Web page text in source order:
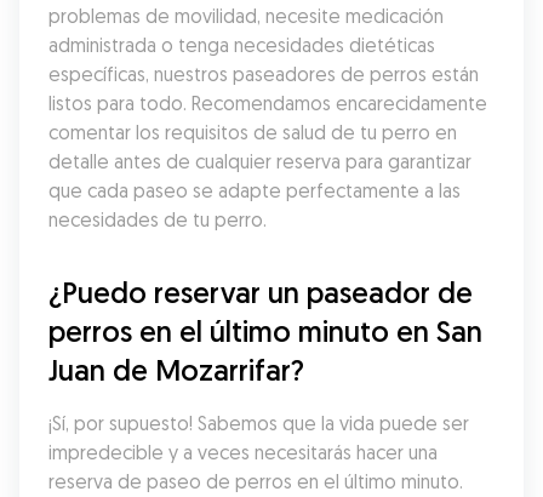
problemas de movilidad, necesite medicación
administrada o tenga necesidades dietéticas
específicas, nuestros paseadores de perros están
listos para todo. Recomendamos encarecidamente
comentar los requisitos de salud de tu perro en
detalle antes de cualquier reserva para garantizar
que cada paseo se adapte perfectamente a las
necesidades de tu perro.
¿Puedo reservar un paseador de
perros en el último minuto en San
Juan de Mozarrifar?
¡Sí, por supuesto! Sabemos que la vida puede ser
impredecible y a veces necesitarás hacer una
reserva de paseo de perros en el último minuto.